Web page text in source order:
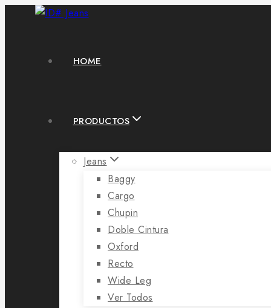
HOME
PRODUCTOS
Jeans
Baggy
Cargo
Chupin
Doble Cintura
Oxford
Recto
Wide Leg
Ver Todos